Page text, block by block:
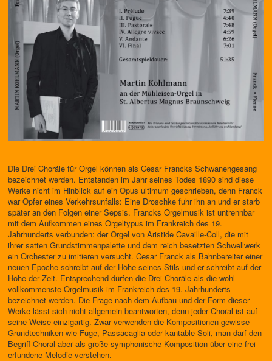
Die Drei Choräle für Orgel können als Cesar Francks Schwanengesang
be­zeichnet werden. Entstanden im Jahr seines Todes 1890 sind diese
Werke nicht im Hinblick auf ein Opus ultimum geschrieben, denn Franck
war Opfer eines Verkehrsunfalls: Eine Droschke fuhr ihn an und er starb
später an den Folgen einer Sepsis. Francks Orgelmusik ist untrennbar
mit dem Aufkommen eines Orgeltypus im Frankreich des 19.
Jahrhunderts verbunden: der Orgel von Aristide Cavaille-Coll, die mit
ihrer satten Grundstimmenpalette und dem reich besetzten Schwellwerk
ein Orche­ster zu imitieren versucht. Cesar Franck als Bahnbereiter einer
neuen Epoche schreibt auf der Höhe seines Stils und er schreibt auf der
Höhe der Zeit. Entsprechend dürfen die Drei Choräle als die wohl
vollkommenste Orgelmusik im Frankreich des 19. Jahrhunderts
bezeichnet werden. Die Frage nach dem Aufbau und der Form dieser
Werke lässt sich nicht allge­mein beantworten, denn jeder Choral ist auf
seine Weise einzigartig. Zwar verwenden die Kompositionen gewisse
Grundtechniken wie Fuge, Pas­sacaglia oder kantable Soli, man darf den
Begriff Choral aber als große symphonische Komposition über eine frei
erfundene Melodie verstehen.